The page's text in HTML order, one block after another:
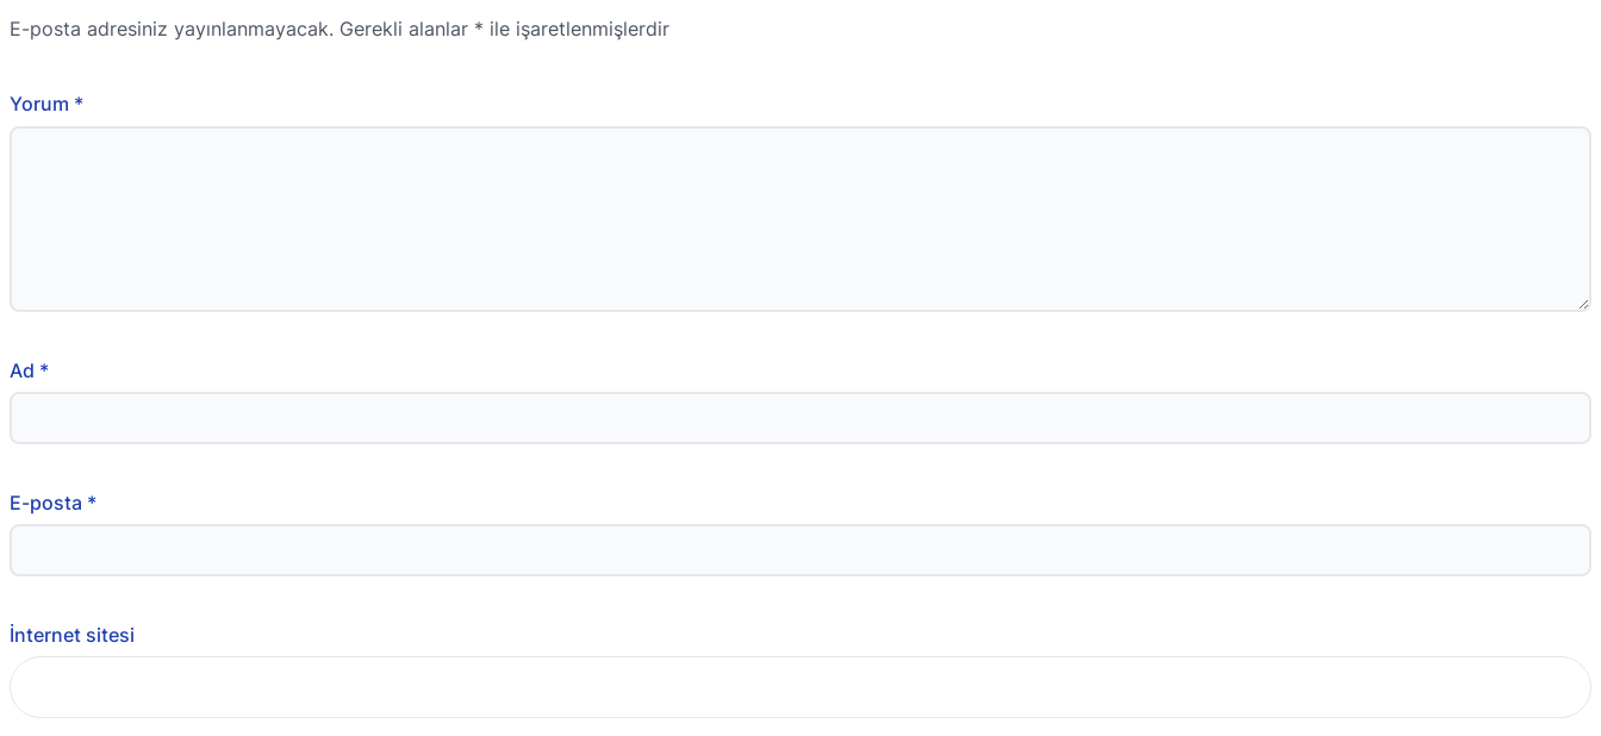
E-posta adresiniz yayınlanmayacak. Gerekli alanlar * ile işaretlenmişlerdir
Yorum *
Ad *
E-posta *
İnternet sitesi